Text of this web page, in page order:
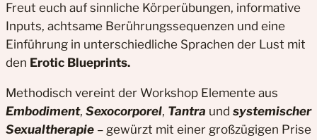
Freut euch auf sinnliche Körperübungen, informative
Inputs, achtsame Berührungssequenzen und eine
Einführung in unterschiedliche Sprachen der Lust mit
den Erotic Blueprints.
Methodisch vereint der Workshop Elemente aus
Embodiment, Sexocorporel, Tantra und systemischer
Sexualtherapie – gewürzt mit einer großzügigen Prise